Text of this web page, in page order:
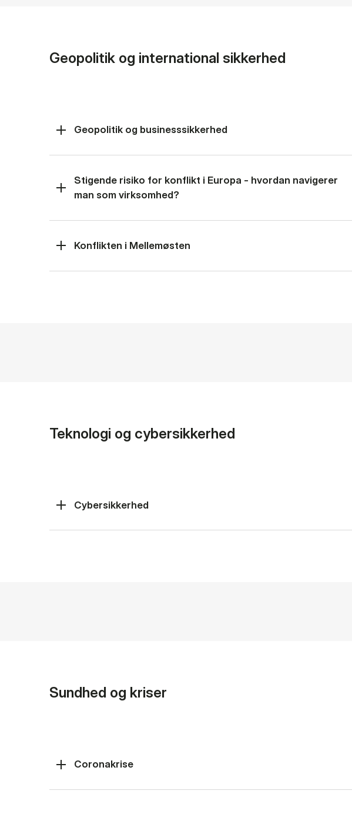
Geopolitik og international sikkerhed
Geopolitik og businesssikkerhed
Stigende risiko for konflikt i Europa - hvordan navigerer
man som virksomhed?
Konflikten i Mellemøsten
Teknologi og cybersikkerhed
Cybersikkerhed
Sundhed og kriser
Coronakrise